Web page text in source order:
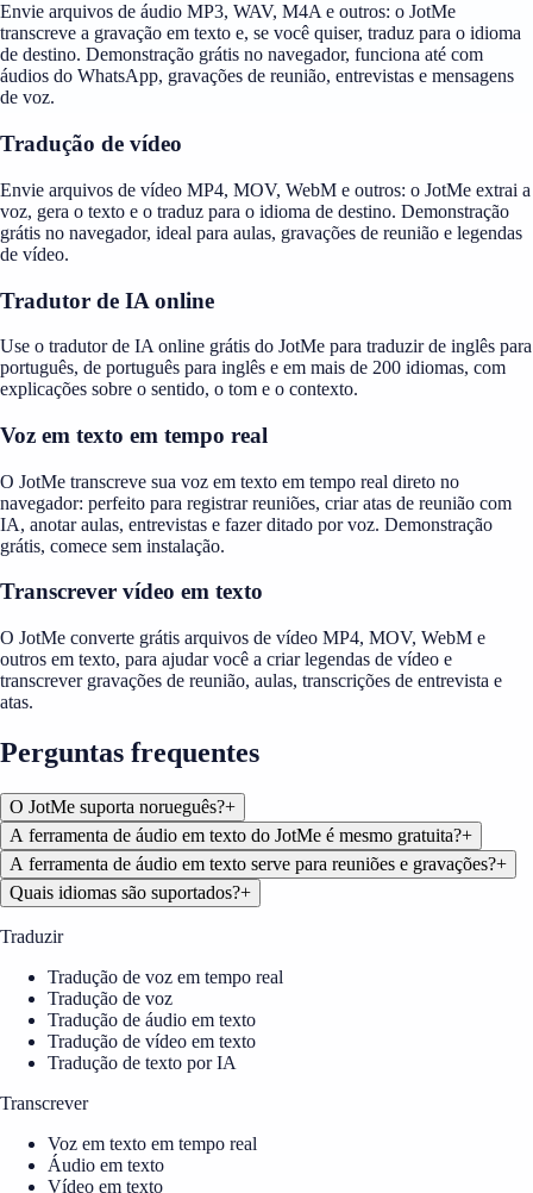
Envie arquivos de áudio MP3, WAV, M4A e outros: o JotMe
transcreve a gravação em texto e, se você quiser, traduz para o idioma
de destino. Demonstração grátis no navegador, funciona até com
áudios do WhatsApp, gravações de reunião, entrevistas e mensagens
de voz.
Tradução de vídeo
Envie arquivos de vídeo MP4, MOV, WebM e outros: o JotMe extrai a
voz, gera o texto e o traduz para o idioma de destino. Demonstração
grátis no navegador, ideal para aulas, gravações de reunião e legendas
de vídeo.
Tradutor de IA online
Use o tradutor de IA online grátis do JotMe para traduzir de inglês para
português, de português para inglês e em mais de 200 idiomas, com
explicações sobre o sentido, o tom e o contexto.
Voz em texto em tempo real
O JotMe transcreve sua voz em texto em tempo real direto no
navegador: perfeito para registrar reuniões, criar atas de reunião com
IA, anotar aulas, entrevistas e fazer ditado por voz. Demonstração
grátis, comece sem instalação.
Transcrever vídeo em texto
O JotMe converte grátis arquivos de vídeo MP4, MOV, WebM e
outros em texto, para ajudar você a criar legendas de vídeo e
transcrever gravações de reunião, aulas, transcrições de entrevista e
atas.
Perguntas frequentes
O JotMe suporta norueguês?+
A ferramenta de áudio em texto do JotMe é mesmo gratuita?+
A ferramenta de áudio em texto serve para reuniões e gravações?+
Quais idiomas são suportados?+
Traduzir
Tradução de voz em tempo real
Tradução de voz
Tradução de áudio em texto
Tradução de vídeo em texto
Tradução de texto por IA
Transcrever
Voz em texto em tempo real
Áudio em texto
Vídeo em texto